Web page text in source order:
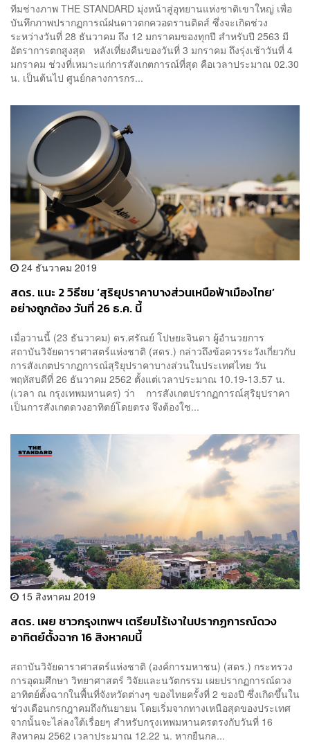
ทีมช่างภาพ THE STANDARD มุ่งหน้าสู่อุทยานแห่งชาติเขาใหญ่ เพื่อ
บันทึกภาพปรากฏการณ์ฝนดาวตกควอดรานติดส์ ซึ่งจะเกิดช่วง
ระหว่างวันที่ 28 ธันวาคม ถึง 12 มกราคมของทุกปี สำหรับปี 2563 มี
อัตราการตกสูงสุด หลังเที่ยงคืนของวันที่ 3 มกราคม ถึงรุ่งเช้าวันที่ 4
มกราคม ช่วงที่เหมาะแก่การสังเกตการณ์ที่สุด คือเวลาประมาณ 02.30
น. เป็นต้นไป ศูนย์กลางการกร...
24 ธันวาคม 2019
สดร. แนะ 2 วิธีชม ‘สุริยุปราคาบางส่วนเหนือฟ้าเมืองไทย’
อย่างถูกต้อง วันที่ 26 ธ.ค. นี้
เมื่อวานนี้ (23 ธันวาคม) ดร.ศรัณย์ โปษยะจินดา ผู้อำนวยการ
สถาบันวิจัยดาราศาสตร์แห่งชาติ (สดร.) กล่าวถึงข้อควรระวังเกี่ยวกับ
การสังเกตปรากฏการณ์สุริยุปราคาบางส่วนในประเทศไทย วัน
พฤหัสบดีที่ 26 ธันวาคม 2562 ตั้งแต่เวลาประมาณ 10.19-13.57 น.
(เวลา ณ กรุงเทพมหานคร) ว่า การสังเกตปรากฏการณ์สุริยุปราคา
เป็นการสังเกตดวงอาทิตย์โดยตรง จึงต้องใช...
15 สิงหาคม 2019
สดร. เผย ชาวกรุงเทพฯ เตรียมไร้เงาในปรากฏการณ์ดวง
อาทิตย์ตั้งฉาก 16 สิงหาคมนี้
สถาบันวิจัยดาราศาสตร์แห่งชาติ (องค์การมหาชน) (สดร.) กระทรวง
การอุดมศึกษา วิทยาศาสตร์ วิจัยและนวัตกรรม เผยปรากฏการณ์ดวง
อาทิตย์ตั้งฉากในพื้นที่จังหวัดต่างๆ ของไทยครั้งที่ 2 ของปี ซึ่งเกิดขึ้นใน
ช่วงเดือนกรกฎาคมถึงกันยายน โดยเริ่มจากทางเหนือสุดของประเทศ
จากนั้นจะไล่ลงใต้เรื่อยๆ สำหรับกรุงเทพมหานครตรงกับวันที่ 16
สิงหาคม 2562 เวลาประมาณ 12.22 น. หากยืนกล...